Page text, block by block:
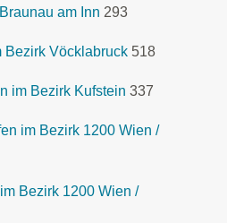
am Inn 293
Bezirk Vöcklabruck 518
im Bezirk Kufstein 337
im Bezirk 1200 Wien /
Bezirk 1200 Wien /